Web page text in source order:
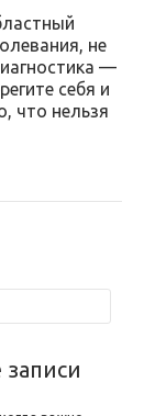
не
—
себя и
что нельзя